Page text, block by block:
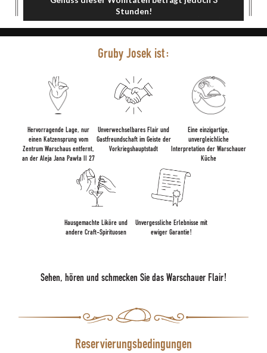
Stunden!
Gruby Josek ist:
Hervorragende Lage, nur
einen Katzensprung vom
Zentrum Warschaus entfernt,
an der Aleja Jana Pawła II 27
Unverwechselbares Flair und
Gastfreundschaft im Geiste der
Vorkriegshauptstadt
Eine einzigartige,
unvergleichliche
Interpretation der Warschauer
Küche
Hausgemachte Liköre und
andere Craft-Spirituosen
Unvergessliche Erlebnisse mit
ewiger Garantie!
Sehen, hören und schmecken Sie das Warschauer Flair!
Reservierungsbedingungen